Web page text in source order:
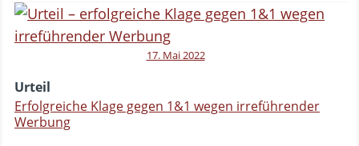
17. Mai 2022
Urteil
Erfolgreiche Klage gegen 1&1 wegen irreführender
Werbung